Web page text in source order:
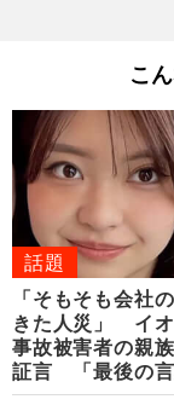
こ
話題
「そもそも会社
きた人災」 イ
事故被害者の親
証言 「最後の言